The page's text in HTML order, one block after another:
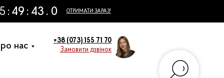
нас
+38 (073) 155 71 70
Замовити дзвінок